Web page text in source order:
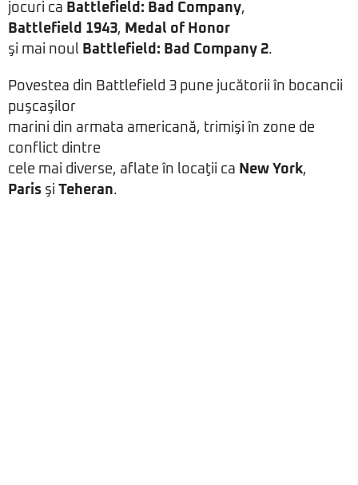
jocuri ca Battlefield: Bad Company,
Battlefield 1943, Medal of Honor
şi mai noul Battlefield: Bad Company 2.
Povestea din Battlefield 3 pune jucătorii în bocancii
puşcaşilor
marini din armata americană, trimişi în zone de
conflict dintre
cele mai diverse, aflate în locaţii ca New York,
Paris şi Teheran.